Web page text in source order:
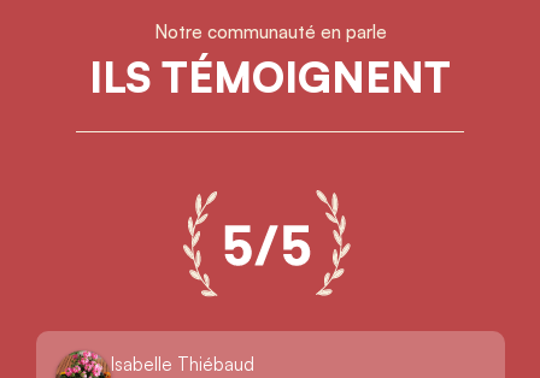
Notre communauté en parle
ILS TÉMOIGNENT
Isabelle Thiébaud